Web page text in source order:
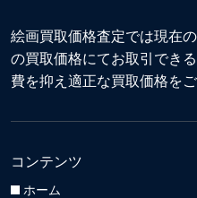
絵画買取価格査定では現在
の買取価格にてお取引でき
費を抑え適正な買取価格をご
コンテンツ
ホーム